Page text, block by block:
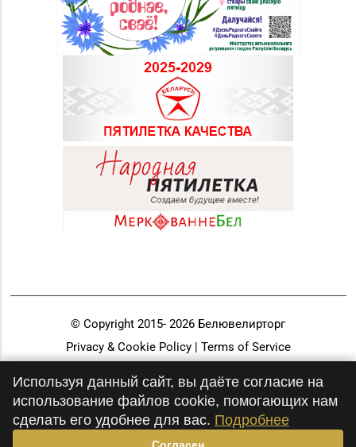
© Copyright 2015- 2026 Белювелирторг
Privacy & Cookie Policy | Terms of Service
Используя данный сайт, вы даёте согласие на
использование файлов cookie, помогающих нам
сделать его удобнее для вас. Подробнее